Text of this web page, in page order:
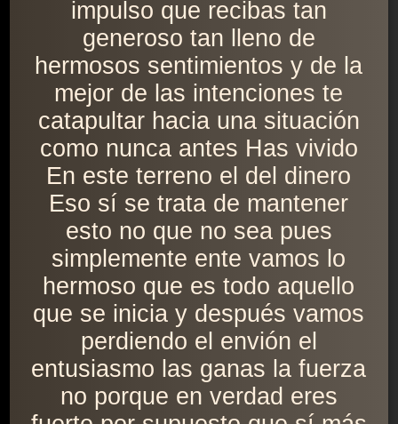
impulso que recibas tan
generoso tan lleno de
hermosos sentimientos y de la
mejor de las intenciones te
catapultar hacia una situación
como nunca antes Has vivido
En este terreno el del dinero
Eso sí se trata de mantener
esto no que no sea pues
simplemente ente vamos lo
hermoso que es todo aquello
que se inicia y después vamos
perdiendo el envión el
entusiasmo las ganas la fuerza
no porque en verdad eres